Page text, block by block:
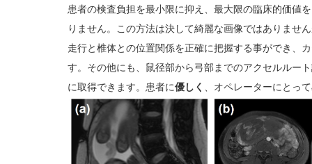
患者の検査負担を最小限に抑え、最大限の臨床的価値
りません。この方法は決して綺麗な画像ではありませ
走行と椎体との位置関係を正確に把握する事ができ、
す。その他にも、鼠径部から弓部までのアクセルルー
に取得できます。患者に優しく 、オペレーターにとって